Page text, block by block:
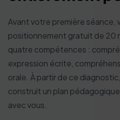
Avant votre première séance,
positionnement gratuit de 20
quatre compétences :
expression écrite,
orale. À partir de ce
construit un plan
avec vous.